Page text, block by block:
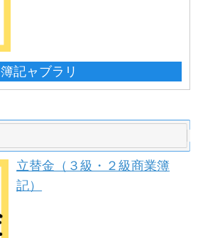
簿記ャブラリ
立替金（３級・２級商業簿
記）